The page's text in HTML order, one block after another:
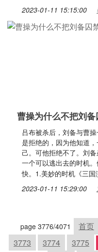
2023-01-11 15:15:00
曹操为什么不把刘
吕布被杀后，刘备与曹
是拒绝的，因为他知道
己。可他拒绝不了。刘
一个可以逃出去的时机
快。1.美妙的时机《三
2023-01-11 15:29:00
page 3776/4071 首页
3773
3774 3775